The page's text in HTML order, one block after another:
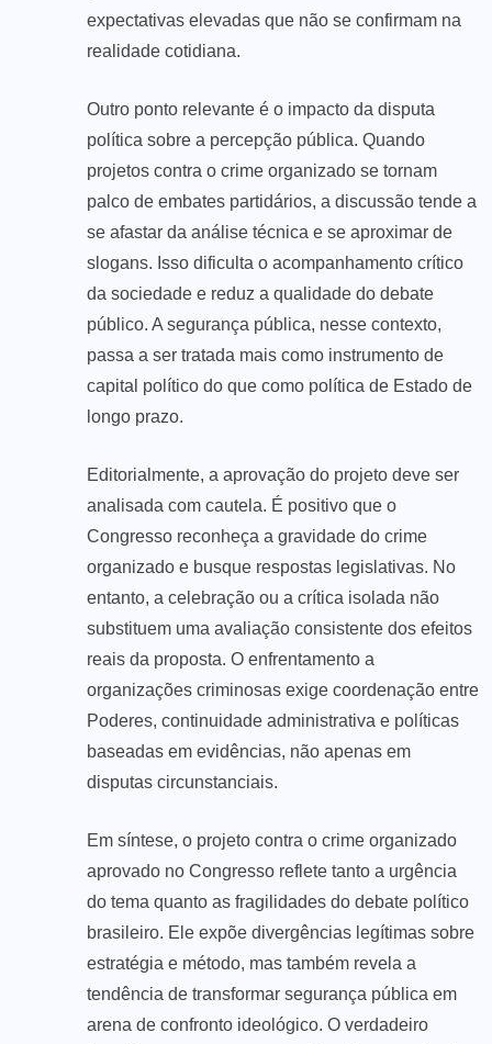
expectativas elevadas que não se confirmam na
realidade cotidiana.
Outro ponto relevante é o impacto da disputa
política sobre a percepção pública. Quando
projetos contra o crime organizado se tornam
palco de embates partidários, a discussão tende a
se afastar da análise técnica e se aproximar de
slogans. Isso dificulta o acompanhamento crítico
da sociedade e reduz a qualidade do debate
público. A segurança pública, nesse contexto,
passa a ser tratada mais como instrumento de
capital político do que como política de Estado de
longo prazo.
Editorialmente, a aprovação do projeto deve ser
analisada com cautela. É positivo que o
Congresso reconheça a gravidade do crime
organizado e busque respostas legislativas. No
entanto, a celebração ou a crítica isolada não
substituem uma avaliação consistente dos efeitos
reais da proposta. O enfrentamento a
organizações criminosas exige coordenação entre
Poderes, continuidade administrativa e políticas
baseadas em evidências, não apenas em
disputas circunstanciais.
Em síntese, o projeto contra o crime organizado
aprovado no Congresso reflete tanto a urgência
do tema quanto as fragilidades do debate político
brasileiro. Ele expõe divergências legítimas sobre
estratégia e método, mas também revela a
tendência de transformar segurança pública em
arena de confronto ideológico. O verdadeiro